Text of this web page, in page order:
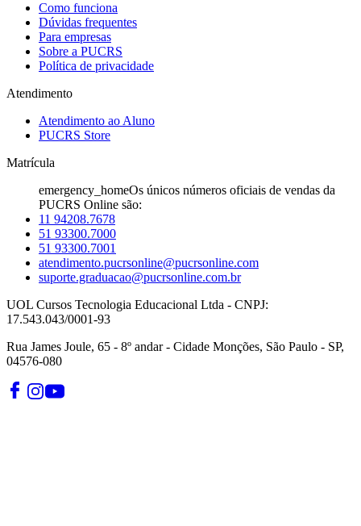
Como funciona
Dúvidas frequentes
Para empresas
Sobre a PUCRS
Política de privacidade
Atendimento
Atendimento ao Aluno
PUCRS Store
Matrícula
emergency_homeOs únicos números oficiais de vendas da
PUCRS Online são:
11 94208.7678
51 93300.7000
51 93300.7001
atendimento.pucrsonline@pucrsonline.com
suporte.graduacao@pucrsonline.com.br
UOL Cursos Tecnologia Educacional Ltda - CNPJ:
17.543.043/0001-93
Rua James Joule, 65 - 8º andar - Cidade Monções, São Paulo - SP,
04576-080